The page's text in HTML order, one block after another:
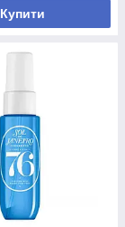
Купити